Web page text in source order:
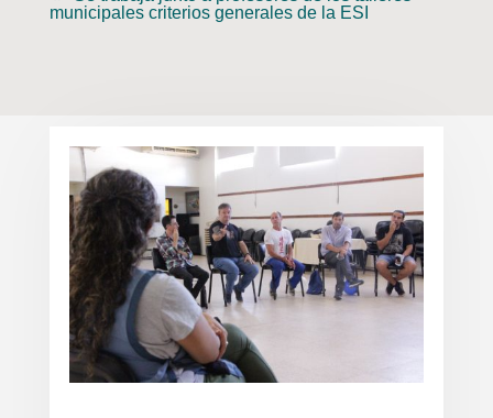
municipales criterios generales de la ESI